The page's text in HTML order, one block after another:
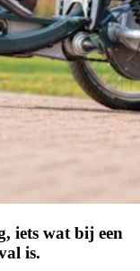
iets wat bij een
is.